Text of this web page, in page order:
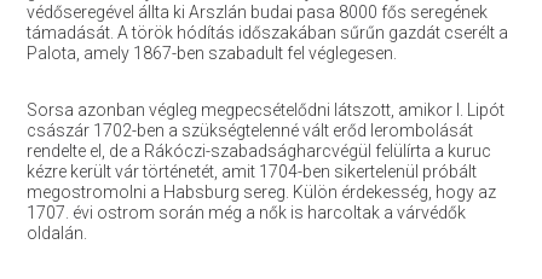
védőseregével állta ki Arszlán budai pasa 8000 fős seregének
támadását. A török hódítás időszakában sűrűn gazdát cserélt a
Palota, amely 1867-ben szabadult fel véglegesen.
Sorsa azonban végleg megpecsételődni látszott, amikor I. Lipót
császár 1702-ben a szükségtelenné vált erőd lerombolását
rendelte el, de a Rákóczi-szabadságharcvégül felülírta a kuruc
kézre került vár történetét, amit 1704-ben sikertelenül próbált
megostromolni a Habsburg sereg. Külön érdekesség, hogy az
1707. évi ostrom során még a nők is harcoltak a várvédők
oldalán.